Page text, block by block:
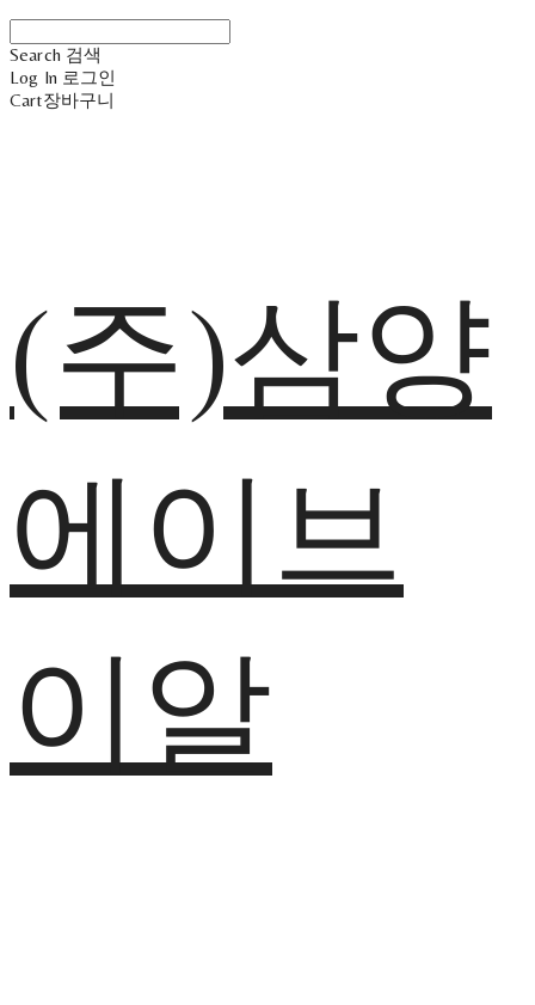
Search 검색
Log In 로그인
Cart장바구니
(주)삼양
에이브
이알